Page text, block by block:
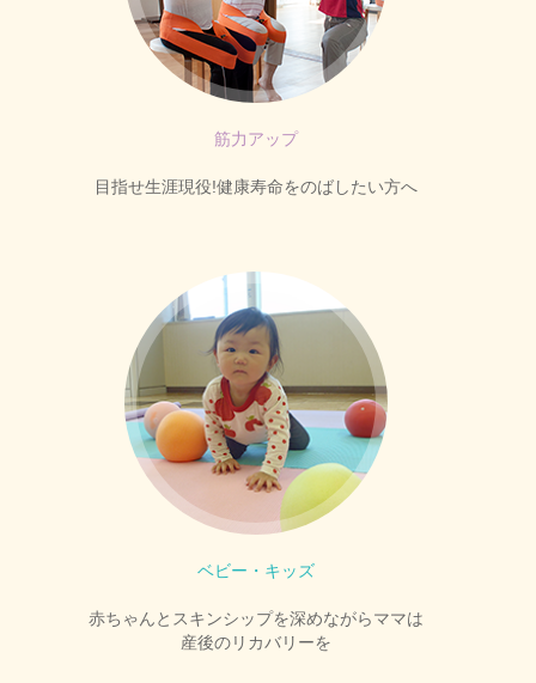
筋力アップ
目指せ生涯現役!健康寿命をのばしたい方へ
ベビー・キッズ
赤ちゃんとスキンシップを深めながらママは
産後のリカバリーを